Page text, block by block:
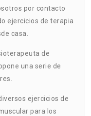
por contacto
ejercicios de terapia
casa.
de
una serie de
ejercicios de
para los